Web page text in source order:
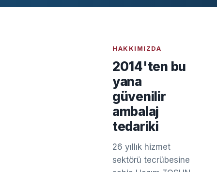
HAKKIMIZDA
2014'ten bu
yana
güvenilir
ambalaj
tedariki
26 yıllık hizmet
sektörü tecrübesine